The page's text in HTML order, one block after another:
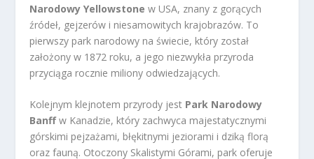
Narodowy Yellowstone w USA, znany z gorących
źródeł, gejzerów i niesamowitych krajobrazów. To
pierwszy park narodowy na świecie, który został
założony w 1872 roku, a jego niezwykła przyroda
przyciąga rocznie miliony odwiedzających.
Kolejnym klejnotem przyrody jest Park Narodowy
Banffw Kanadzie, który zachwyca majestatycznymi
górskimi pejzażami, błękitnymi jeziorami i dziką florą
oraz fauną. Otoczony Skalistymi Górami, park oferuje